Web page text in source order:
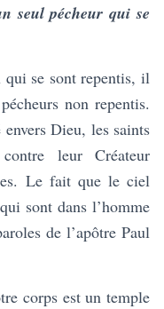
seul pécheur qui se
se sont repentis, il
non repentis.
Dieu, les saints
leur Créateur
Le fait que le ciel
sont dans l’homme
de l’apôtre Paul
corps est un temple